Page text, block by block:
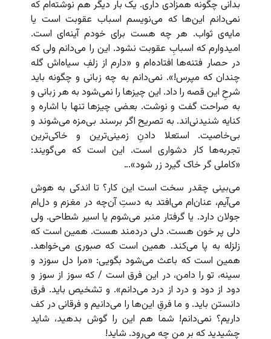
بدانی چگونه همزادی داری. یک بار دیگر هم نوشته‌ام که
نمی‌دانم این‌ها که می‌نویسم اسباب عقوبت است یا
مایه‌ی ثواب. هر چه هست برای خودم آینه‌ای است.
امیدوارم که اسبابِ عقوبت نشود. این را می‌دانم ولی که
در حصار فتنه‌ها افتاده‌ام و «دارم از زلفِ سیاه‌اش گله
چندان که مپرس!». نمی‌دانم به چه زبانی و چگونه باید
شرحِ این قصه را داد. این چیزها را نمی‌شود به هر زبانی و
به صراحت گفت و نوشت. بعضی چیزها تنها با اشاره و
کنایه شنیدنی‌اند. به تصریح اگر برسند بی‌مزه می‌شوند و
بی‌خاصیت. استعلا دادنِ زمینی‌ترین و خاکی‌ترین
تجربه‌ها کار دشواری است. این است که می‌گویند:
«کاملی گر خاک گیرد زر شود»…
می‌بینی چقدر سخت است این کار؟ تا اندکی به هوش
می‌آیم، عنان‌ام می‌افتد به دستِ آن‌چه در مغزم و دل‌ام
جولان دارد. یا گرفتار منبر می‌شوم یا اسیر شطاحی. ولی
دلی پر خون هست. دلی دردمند هست. همین است که
زلزله به پا می‌کند. همین است که صبوری می‌خواهد.
همین است که باعث می‌شود بگویی: «مرا دل سوزد و
سینه، تو را دامن، در این فرق است / که سوز از سوز و
دود از دود و درد از درد می‌دانم». و تشخیص باید. فرق
دانستن باید. و ما فرقِ این‌ها را می‌دانیم و فرقانی در کف
داریم؟ نمی‌دانم! شما هم این را گوش بدهید، شاید
چشیدید که بر من چه می‌رود. شاید!